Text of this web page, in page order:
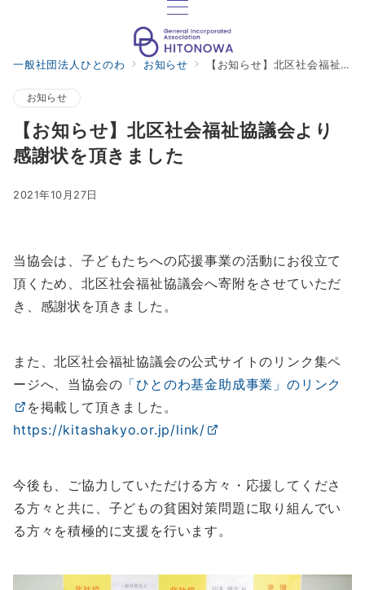
一般社団法人ひとのわ お知らせ 【お知らせ】北区社会福祉協議会より感謝状を頂きました
お知らせ
【お知らせ】北区社会福祉協議会より
感謝状を頂きました
2021年10月27日
当協会は、子どもたちへの応援事業の活動にお役立て
頂くため、北区社会福祉協議会へ寄附をさせていただ
き、感謝状を頂きました。
また、北区社会福祉協議会の公式サイトのリンク集ペ
ージへ、当協会の 「ひとのわ基金助成事業」のリンク
を掲載して頂きました。
https://kitashakyo.or.jp/link/
今後も、ご協力していただける方々・応援してくださ
る方々と共に、子どもの貧困対策問題に取り組んでい
る方々を積極的に支援を行います。